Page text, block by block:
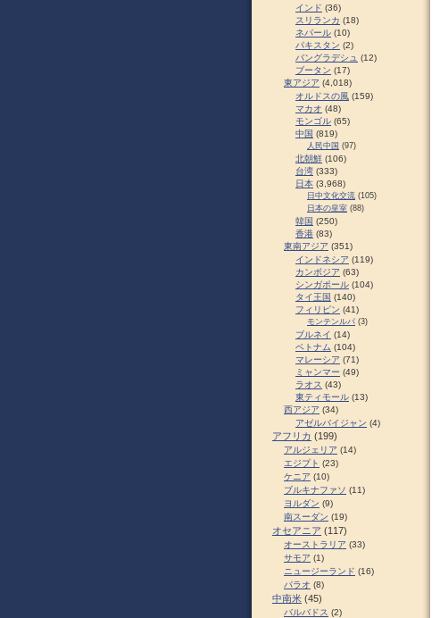
インド (36)
スリランカ (18)
ネパール (10)
パキスタン (2)
バングラデシュ (12)
ブータン (17)
東アジア (4,018)
オルドスの風 (159)
マカオ (48)
モンゴル (65)
中国 (819)
人民中国 (97)
北朝鮮 (106)
台湾 (333)
日本 (3,968)
日中文化交流 (105)
日本の皇室 (88)
韓国 (250)
香港 (83)
東南アジア (351)
インドネシア (119)
カンボジア (63)
シンガポール (104)
タイ王国 (140)
フィリピン (41)
モンテンルパ (3)
ブルネイ (14)
ベトナム (104)
マレーシア (71)
ミャンマー (49)
ラオス (43)
東ティモール (13)
西アジア (34)
アゼルバイジャン (4)
アフリカ (199)
アルジェリア (14)
エジプト (23)
ケニア (10)
ブルキナファソ (11)
ヨルダン (9)
南スーダン (19)
オセアニア (117)
オーストラリア (33)
サモア (1)
ニュージーランド (16)
パラオ (8)
中南米 (45)
バルバドス (2)